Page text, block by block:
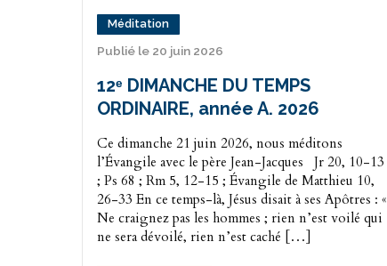
Méditation
Publié le 20 juin 2026
12ᵉ DIMANCHE DU TEMPS
ORDINAIRE, année A. 2026
Ce dimanche 21 juin 2026, nous méditons
l’Évangile avec le père Jean-Jacques Jr 20, 10-13
; Ps 68 ; Rm 5, 12-15 ; Évangile de Matthieu 10,
26-33 En ce temps-là, Jésus disait à ses Apôtres : «
Ne craignez pas les hommes ; rien n’est voilé qui
ne sera dévoilé, rien n’est caché […]